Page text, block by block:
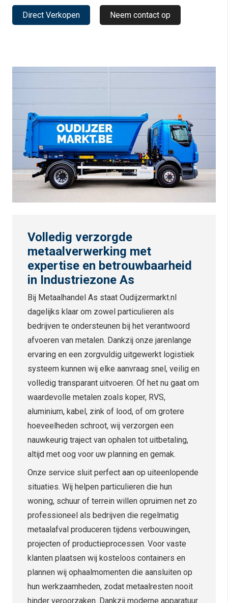
Direct Verkopen Neem contact op
Volledig verzorgde
metaalverwerking met
expertise en betrouwbaarheid
in Industriezone As
Bij Metaalhandel As staat Oudijzermarkt.nl
dagelijks klaar om zowel particulieren als
bedrijven te ondersteunen bij het verantwoord
afvoeren van metalen. Dankzij onze jarenlange
ervaring en een zorgvuldig uitgewerkt logistiek
systeem kunnen wij elke aanvraag snel, veilig en
volledig transparant uitvoeren. Of het nu gaat om
waardevolle metalen zoals koper, RVS,
aluminium, kabel, zink of lood, of om grotere
hoeveelheden schroot, wij verzorgen een
nauwkeurig traject van ophalen tot uitbetaling,
altijd met oog voor uw planning en gemak.
Onze service sluit perfect aan op uiteenlopende
situaties. Wij helpen particulieren die hun
woning, schuur of terrein willen opruimen net zo
professioneel als bedrijven die regelmatig
metaalafval produceren tijdens verbouwingen,
projecten of productieprocessen. Voor vaste
klanten plaatsen wij kosteloos containers en
plannen wij ophaalmomenten die aansluiten op
hun werkzaamheden, zodat metaalresten nooit
hinder veroorzaken. Dankzij moderne apparatuur